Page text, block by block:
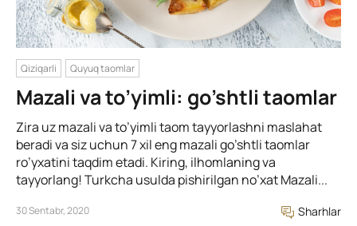
Qiziqarli Quyuq taomlar
Mazali va to’yimli: go’shtli taomlar
Zira uz mazali va to’yimli taom tayyorlashni maslahat
beradi va siz uchun 7 xil eng mazali go’shtli taomlar
ro’yxatini taqdim etadi. Kiring, ilhomlaning va
tayyorlang! Turkcha usulda pishirilgan no’xat Mazali...
30 Sentabr, 2020 Sharhlar